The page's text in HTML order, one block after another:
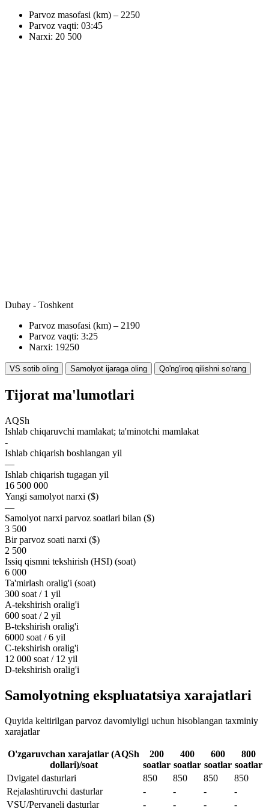
Parvoz masofasi (km) – 2250
Parvoz vaqti: 03:45
Narxi: 20 500
Dubay - Toshkent
Parvoz masofasi (km) – 2190
Parvoz vaqti: 3:25
Narxi: 19250
VS sotib oling Samolyot ijaraga oling Qo'ng'iroq qilishni so'rang
Tijorat ma'lumotlari
AQSh
Ishlab chiqaruvchi mamlakat; ta'minotchi mamlakat
-
Ishlab chiqarish boshlangan yil
—
Ishlab chiqarish tugagan yil
16 500 000
Yangi samolyot narxi ($)
—
Samolyot narxi parvoz soatlari bilan ($)
3 500
Bir parvoz soati narxi ($)
2 500
Issiq qismni tekshirish (HSI) (soat)
6 000
Ta'mirlash oralig'i (soat)
300 soat / 1 yil
A-tekshirish oralig'i
600 soat / 2 yil
B-tekshirish oralig'i
6000 soat / 6 yil
C-tekshirish oralig'i
12 000 soat / 12 yil
D-tekshirish oralig'i
Samolyotning ekspluatatsiya xarajatlari
Quyida keltirilgan parvoz davomiyligi uchun hisoblangan taxminiy
xarajatlar
O'zgaruvchan xarajatlar (AQSh
dollari)/soat
200
soatlar
400
soatlar
600
soatlar
800
soatlar
Dvigatel dasturlari
850 850 850
850
Rejalashtiruvchi dasturlar
- - -
-
VSU/Pervaneli dasturlar
- - - -